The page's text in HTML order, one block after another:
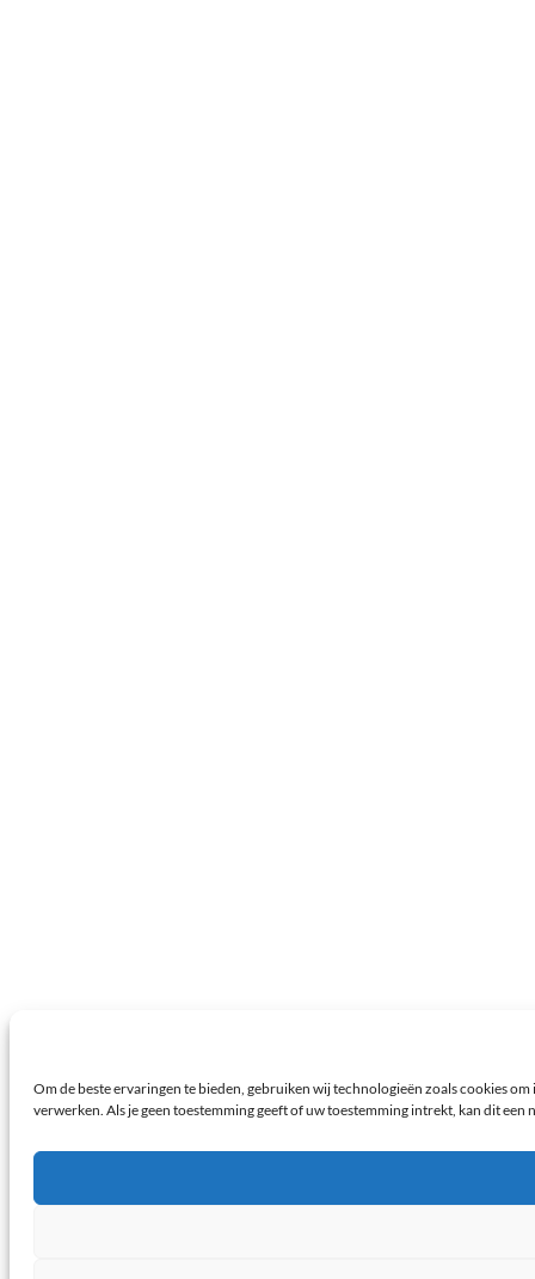
Om de beste ervaringen te bieden, gebruiken wij technologieën zoals cookies
verwerken. Als je geen toestemming geeft of uw toestemming intrekt, kan dit